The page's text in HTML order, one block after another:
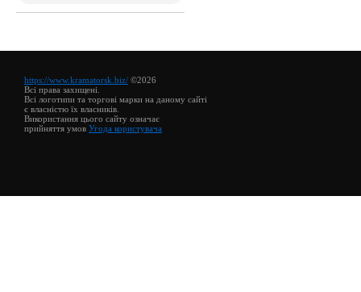
https://www.kramatorsk.biz/ ©2026
Всі права захищені.
Всі логотипи та торгові марки на даному сайті
є власністю їх власників.
Використання цього сайту означає
прийняття умов Угода користувача